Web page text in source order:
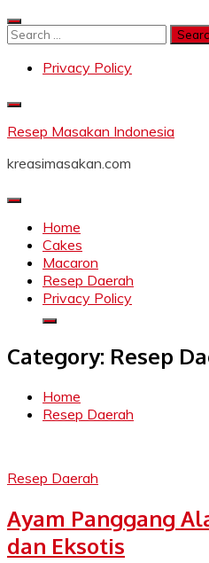
Skip
to
Search
Privacy Policy
Resep Masakan Indonesia
kreasimasakan.com
Home
Cakes
Macaron
Resep Daerah
Privacy Policy
Category: Resep
Home
Resep Daerah
Resep Daerah
Ayam Panggang
dan Eksotis